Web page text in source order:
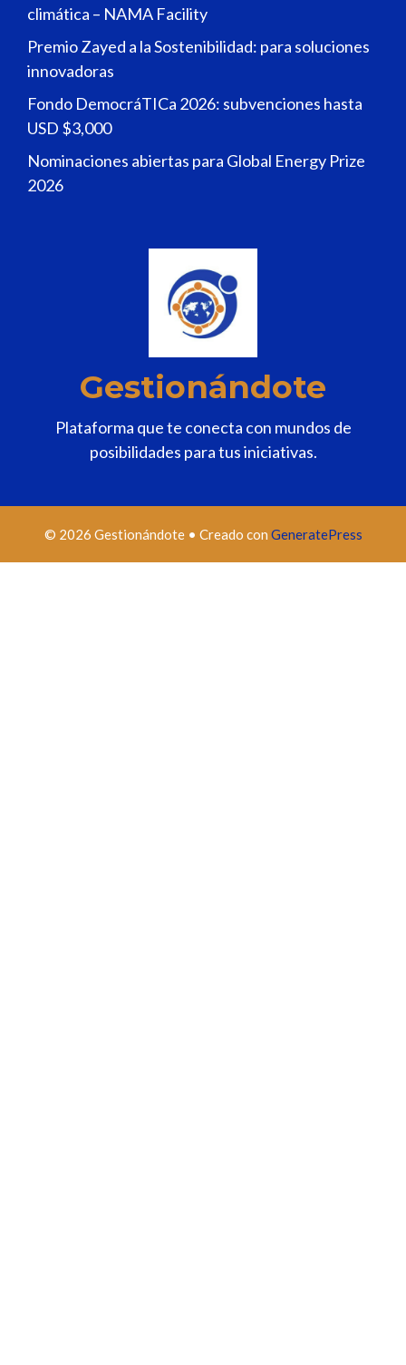
climática – NAMA Facility
Premio Zayed a la Sostenibilidad: para soluciones
innovadoras
Fondo DemocráTICa 2026: subvenciones hasta
USD $3,000
Nominaciones abiertas para Global Energy Prize
2026
Gestionándote
Plataforma que te conecta con mundos de
posibilidades para tus iniciativas.
© 2026 Gestionándote• Creado con GeneratePress